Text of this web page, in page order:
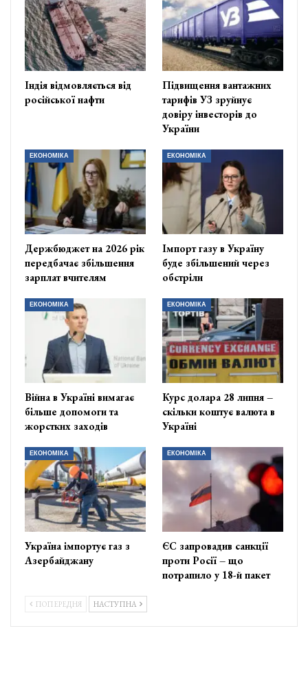
Індія відмовляється від
російської нафти
Підвищення вантажних
тарифів УЗ зруйнує
довіру інвесторів до
України
ЕКОНОМІКА
Держбюджет на 2026 рік
передбачає збільшення
зарплат вчителям
ЕКОНОМІКА
Імпорт газу в Україну
буде збільшений через
обстріли
ЕКОНОМІКА
Війна в Україні вимагає
більше допомоги та
жорстких заходів
ЕКОНОМІКА
Курс долара 28 липня –
скільки коштує валюта в
Україні
ЕКОНОМІКА
Україна імпортує газ з
Азербайджану
ЕКОНОМІКА
ЄС запровадив санкції
проти Росії – що
потрапило у 18-й пакет
ПОПЕРЕДНЯ НАСТУПНА